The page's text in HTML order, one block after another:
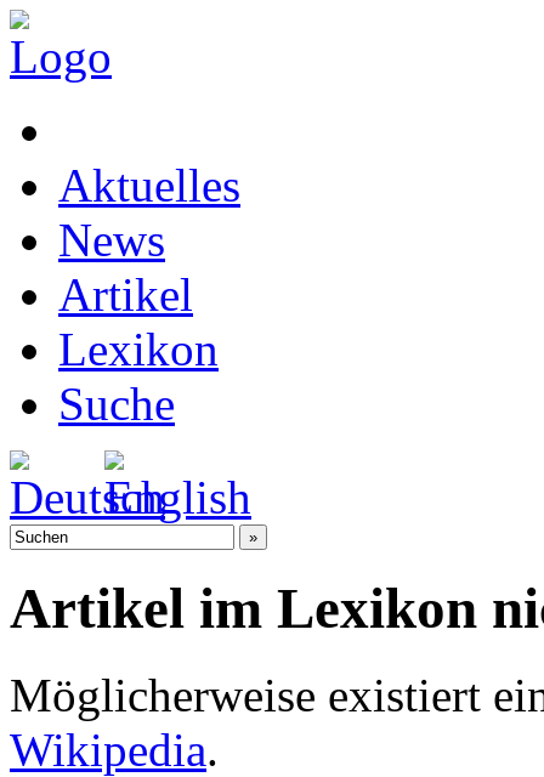
Aktuelles
News
Artikel
Lexikon
Suche
Artikel im Lexikon
Möglicherweise existiert
Wikipedia.